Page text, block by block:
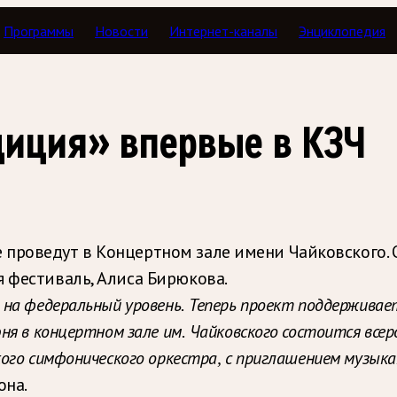
Программы Новости Интернет-каналы Энциклопедия
впервые в КЗЧ
в Концертном зале имени
фестиваль, Алиса Бирюкова.
федеральный уровень. Теперь проект
концертном зале им. Чайковского состоится
симфонического оркестра, с приглашением